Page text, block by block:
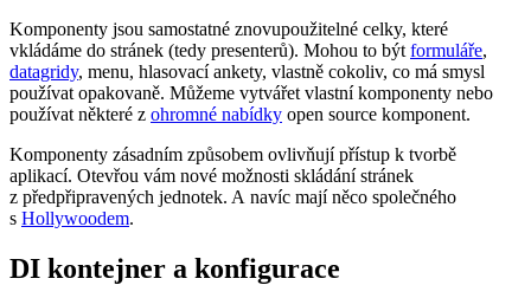
Komponenty jsou samostatné znovupoužitelné celky, které
vkládáme do stránek (tedy presenterů). Mohou to být formuláře,
datagridy, menu, hlasovací ankety, vlastně cokoliv, co má smysl
používat opakovaně. Můžeme vytvářet vlastní komponenty nebo
používat některé z ohromné nabídky open source komponent.
Komponenty zásadním způsobem ovlivňují přístup k tvorbě
aplikací. Otevřou vám nové možnosti skládání stránek
z předpřipravených jednotek. A navíc mají něco společného
s Hollywoodem.
DI kontejner a konfigurace